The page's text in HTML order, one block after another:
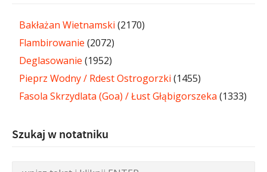
Bakłażan Wietnamski (2170)
Flambirowanie (2072)
Deglasowanie (1952)
Pieprz Wodny / Rdest Ostrogorzki (1455)
Fasola Skrzydlata (Goa) / Łust Głąbigorszeka (1333)
Szukaj w notatniku